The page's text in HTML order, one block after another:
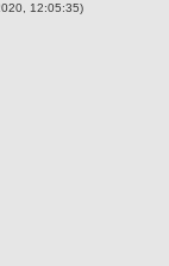
12:05:35)